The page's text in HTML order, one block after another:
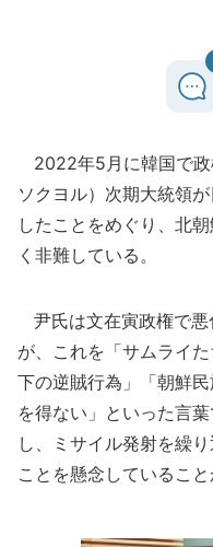
2022年5月に韓国で政
ソクヨル）次期大統領
したことをめぐり、北
く非難している。
尹氏は文在寅政権で悪
が、これを「サムライ
下の逆賊行為」「朝鮮
を得ない」といった言
し、ミサイル発射を繰
ことを懸念しているこ